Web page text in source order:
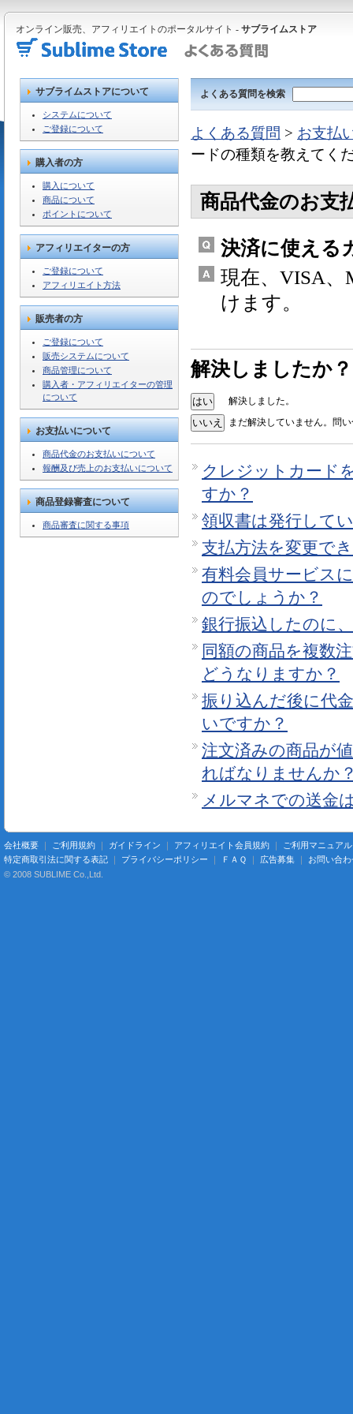
オンライン販売、アフィリエイトのポータルサイト - サブライムストア
サブライムストアについて
システムについて
ご登録について
購入者の方
購入について
商品について
ポイントについて
アフィリエイターの方
ご登録について
アフィリエイト方法
販売者の方
ご登録について
販売システムについて
商品管理について
購入者・アフィリエイターの管理
について
お支払いについて
商品代金のお支払いについて
報酬及び売上のお支払いについて
商品登録審査について
商品審査に関する事項
よくある質問を検索
よくある質問 > お支払
ードの種類を教えてく
商品代金のお支
決済に使える
現在、VISA、
けます。
解決しましたか？
解決しました。
まだ解決していません。問
クレジットカード
すか？
領収書は発行して
支払方法を変更で
有料会員サービス
のでしょうか？
銀行振込したのに
同額の商品を複数
どうなりますか？
振り込んだ後に代
いですか？
注文済みの商品が
ればなりませんか
メルマネでの送金
会社概要 ｜ ご利用規約 ｜ ガイドライン ｜ アフィリエイト会員規約 ｜ ご利用マニュアル
特定商取引法に関する表記 ｜ プライバシーポリシー ｜ ＦＡＱ ｜ 広告募集 ｜ お問い合わ
© 2008 SUBLIME Co.,Ltd.